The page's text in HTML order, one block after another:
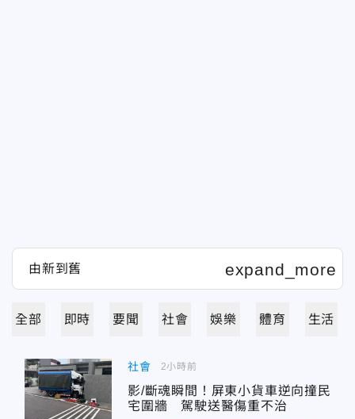
全部 即時 要聞 社會 娛樂 體育 生活
社會
影/斷魂瞬間！屏東小貨車逆向撞民
宅圍牆 駕駛送醫傷重不治
2小時前